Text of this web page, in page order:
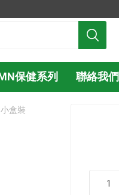
保健系列 聯絡我們
盒裝